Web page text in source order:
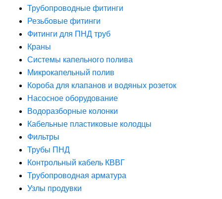
Трубопроводные фитинги
Резьбовые фитинги
Фитинги для ПНД труб
Краны
Системы капельного полива
Микрокапельный полив
Короба для клапанов и водяных розеток
Насосное оборудование
Водоразборные колонки
Кабельные пластиковые колодцы
Фильтры
Трубы ПНД
Контрольный кабель КВВГ
Трубопроводная арматура
Узлы продувки